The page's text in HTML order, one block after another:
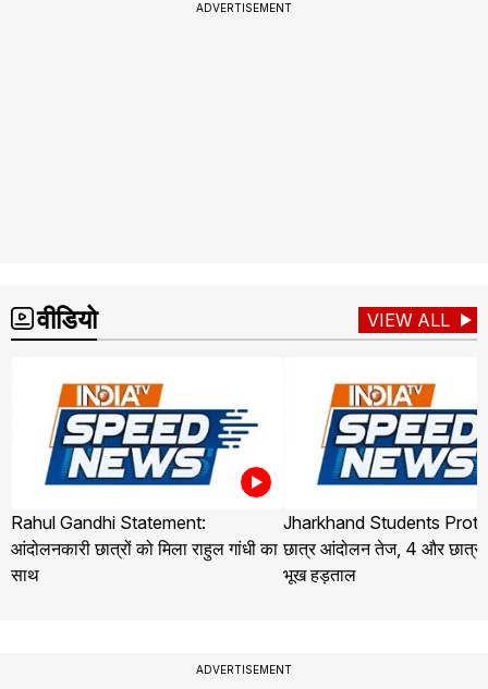
ADVERTISEMENT
वीडियो VIEW ALL
Rahul Gandhi Statement:
आंदोलनकारी छात्रों को मिला राहुल गांधी का
साथ
Jharkhand Students
छात्र आंदोलन तेज, 4 और
भूख हड़ताल
ADVERTISEMENT